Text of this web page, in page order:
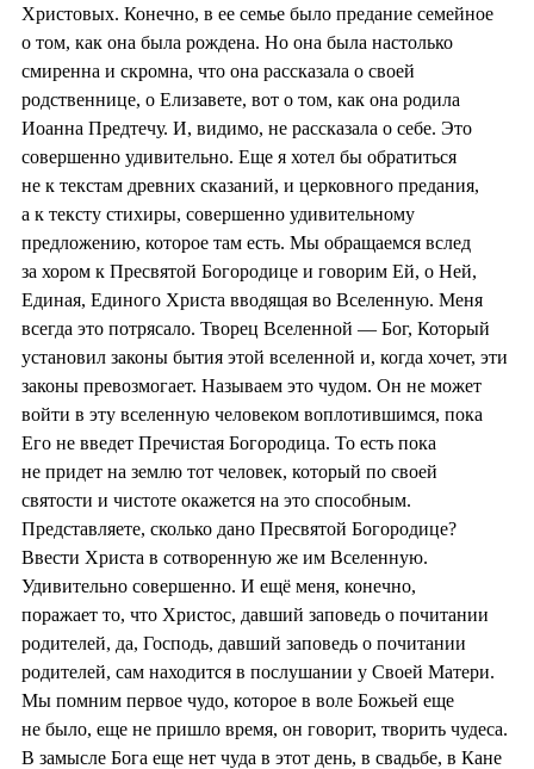
Христовых. Конечно, в ее семье было предание семейное
о том, как она была рождена. Но она была настолько
смиренна и скромна, что она рассказала о своей
родственнице, о Елизавете, вот о том, как она родила
Иоанна Предтечу. И, видимо, не рассказала о себе. Это
совершенно удивительно. Еще я хотел бы обратиться
не к текстам древних сказаний, и церковного предания,
а к тексту стихиры, совершенно удивительному
предложению, которое там есть. Мы обращаемся вслед
за хором к Пресвятой Богородице и говорим Ей, о Ней,
Единая, Единого Христа вводящая во Вселенную. Меня
всегда это потрясало. Творец Вселенной — Бог, Который
установил законы бытия этой вселенной и, когда хочет, эти
законы превозмогает. Называем это чудом. Он не может
войти в эту вселенную человеком воплотившимся, пока
Его не введет Пречистая Богородица. То есть пока
не придет на землю тот человек, который по своей
святости и чистоте окажется на это способным.
Представляете, сколько дано Пресвятой Богородице?
Ввести Христа в сотворенную же им Вселенную.
Удивительно совершенно. И ещё меня, конечно,
поражает то, что Христос, давший заповедь о почитании
родителей, да, Господь, давший заповедь о почитании
родителей, сам находится в послушании у Своей Матери.
Мы помним первое чудо, которое в воле Божьей еще
не было, еще не пришло время, он говорит, творить чудеса.
В замысле Бога еще нет чуда в этот день, в свадьбе, в Кане